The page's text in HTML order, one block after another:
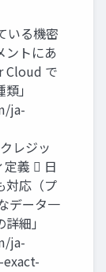
いる機密
ントにあ
Cloud で
」
ja-
レジッ
定義  日
対応（プ
データ一
細」
ja-